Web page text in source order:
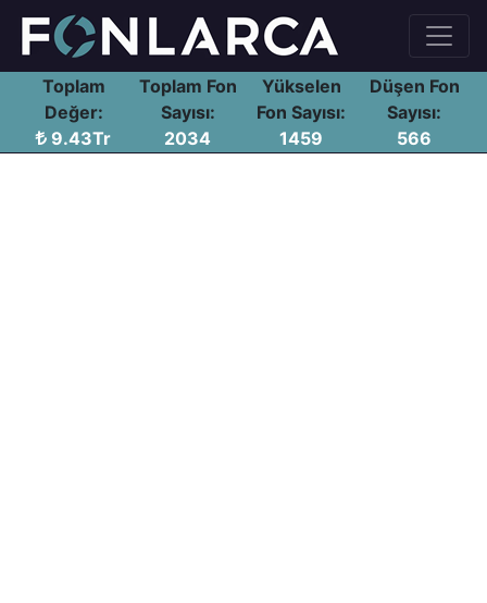
Toplam
Değer:
9.43Tr
Toplam Fon
Sayısı:
2034
Yükselen
Fon Sayısı:
1459
Düşen Fon
Sayısı:
566